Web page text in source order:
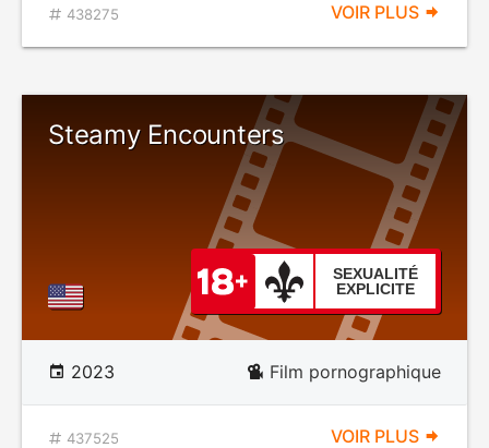
438275 VOIR PLUS
Steamy Encounters
SEXUALITÉ
EXPLICITE
2023 Film pornographique
437525 VOIR PLUS